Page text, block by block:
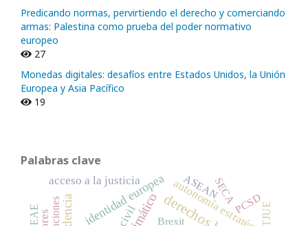
Predicando normas, pervirtiendo el derecho y comerciando
armas: Palestina como prueba del poder normativo
europeo
27
Monedas digitales: desafíos entre Estados Unidos, la Unión
Europea y Asia Pacífico
19
Palabras clave
identidad europeaautonomía estratégica
acceso a la justicia
PCSD
Brexit TJUE
SEAE
SECA
ASEAN